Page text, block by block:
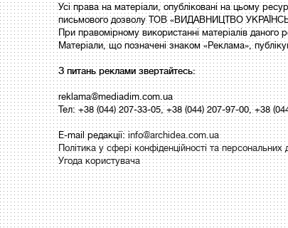
Усі права на матеріали, опубліковані на цьому
письмового дозволу ТОВ «ВИДАВНИЦТВО
При правомірному використанні матеріалів
Матеріали, що позначені знаком «Реклама»,
З питань реклами звертайтесь:
reklama@mediadim.com.ua
Тел: +38 (044) 207-33-05, +38 (044) 207-97-00, +38
E-mail редакції: info@archidea.com.ua
Політика у сфері конфіденційності та персональних
Угода користувача